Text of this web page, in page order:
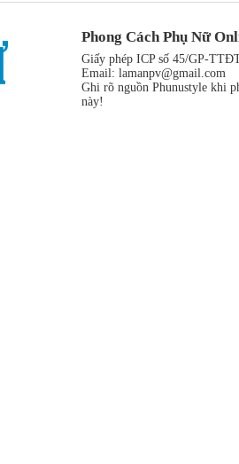
Phong Cách Phụ Nữ
Giấy phép ICP số 45/GP-
Email: lamanpv@gmail.com
Ghi rõ nguồn Phunustyle khi
này!